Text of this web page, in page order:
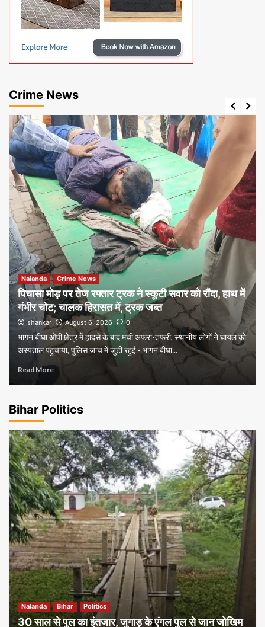
Crime News
Nalanda Crime News
पिचासा मोड़ पर तेज रफ्तार ट्रक ने स्कूटी सवार को रौंदा, हाथ में
गंभीर चोट; चालक हिरासत में, ट्रक जब्त
shankar August 6, 2026 0
भागन बीघा ओपी क्षेत्र में हादसे के बाद मची अफरा-तफरी, स्थानीय लोगों ने घायल को
अस्पताल पहुंचाया, पुलिस जांच में जुटी रहुई - भागन बीघा...
Read More
Bihar Politics
Nalanda Bihar Politics
30 साल से पुल का इंतजार, जुगाड़ के एंगल पुल से जान जोखिम